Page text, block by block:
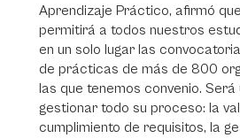
Aprendizaje Práctico, afirmó
permitirá a todos nuestros
en un solo lugar las
de prácticas de más de 800
las que tenemos convenio.
gestionar todo su proceso: la
cumplimiento de requisitos, la